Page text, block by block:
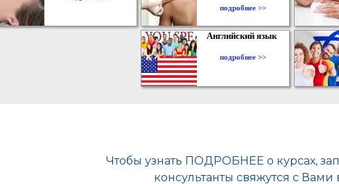
подробнее >>
Английский язык
подробнее >>